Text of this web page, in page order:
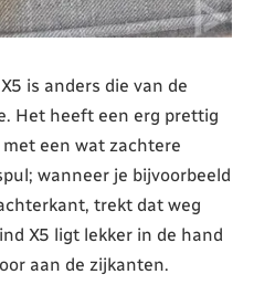
is anders die van de
Het heeft een erg prettig
een wat zachtere
wanneer je bijvoorbeeld
trekt dat weg
X5 ligt lekker in de hand
aan de zijkanten.